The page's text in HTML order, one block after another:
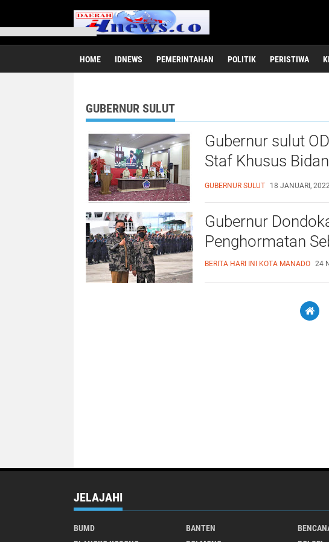
HOME IDNEWS PEMERINTAHAN POLITIK PERISTIWA
GUBERNUR SULUT
Gubernur sulut
Staf Khusus
Informatika
GUBERNUR SULUT 18 JANUARI,
Gubernur
Penghormatan
BERITA HARI INI KOTA MANADO 24
JELAJAHI
BUMD BANTEN